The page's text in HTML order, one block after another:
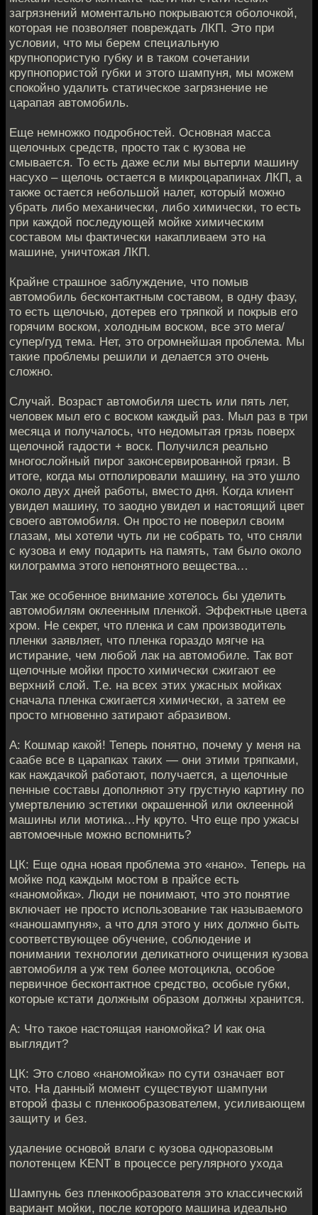
загрязнений моментально покрываются оболочкой,
которая не позволяет повреждать ЛКП. Это при
условии, что мы берем специальную
крупнопористую губку и в таком сочетании
крупнопористой губки и этого шампуня, мы можем
спокойно удалить статическое загрязнение не
царапая автомобиль.
Еще немножко подробностей. Основная масса
щелочных средств, просто так с кузова не
смывается. То есть даже если мы вытерли машину
насухо – щелочь остается в микроцарапинах ЛКП, а
также остается небольшой налет, который можно
убрать либо механически, либо химически, то есть
при каждой последующей мойке химическим
составом мы фактически накапливаем это на
машине, уничтожая ЛКП.
Крайне страшное заблуждение, что помыв
автомобиль бесконтактным составом, в одну фазу,
то есть щелочью, дотерев его тряпкой и покрыв его
горячим воском, холодным воском, все это мега/
супер/гуд тема. Нет, это огромнейшая проблема. Мы
такие проблемы решили и делается это очень
сложно.
Случай. Возраст автомобиля шесть или пять лет,
человек мыл его с воском каждый раз. Мыл раз в три
месяца и получалось, что недомытая грязь поверх
щелочной гадости + воск. Получился реально
многослойный пирог законсервированной грязи. В
итоге, когда мы отполировали машину, на это ушло
около двух дней работы, вместо дня. Когда клиент
увидел машину, то заодно увидел и настоящий цвет
своего автомобиля. Он просто не поверил своим
глазам, мы хотели чуть ли не собрать то, что сняли
с кузова и ему подарить на память, там было около
килограмма этого непонятного вещества…
Так же особенное внимание хотелось бы уделить
автомобилям оклеенным пленкой. Эффектные цвета
хром. Не секрет, что пленка и сам производитель
пленки заявляет, что пленка гораздо мягче на
истирание, чем любой лак на автомобиле. Так вот
щелочные мойки просто химически сжигают ее
верхний слой. Т.е. на всех этих ужасных мойках
сначала пленка сжигается химически, а затем ее
просто мгновенно затирают абразивом.
А: Кошмар какой! Теперь понятно, почему у меня на
саабе все в царапках таких — они этими тряпками,
как наждачкой работают, получается, а щелочные
пенные составы дополняют эту грустную картину по
умертвлению эстетики окрашенной или оклеенной
машины или мотика…Ну круто. Что еще про ужасы
автомоечные можно вспомнить?
ЦК: Еще одна новая проблема это «нано». Теперь на
мойке под каждым мостом в прайсе есть
«наномойка». Люди не понимают, что это понятие
включает не просто использование так называемого
«наношампуня», а что для этого у них должно быть
соответствующее обучение, соблюдение и
понимании технологии деликатного очищения кузова
автомобиля а уж тем более мотоцикла, особое
первичное бесконтактное средство, особые губки,
которые кстати должным образом должны хранится.
А: Что такое настоящая наномойка? И как она
выглядит?
ЦК: Это слово «наномойка» по сути означает вот
что. На данный момент существуют шампуни
второй фазы с пленкообразователем, усиливающем
защиту и без.
удаление основой влаги с кузова одноразовым
полотенцем KENT в процессе регулярного ухода
Шампунь без пленкообразователя это классический
вариант мойки, после которого машина идеально